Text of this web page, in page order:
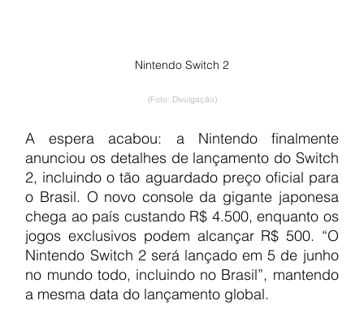
Nintendo Switch 2
(Foto: Divulgação)
A espera acabou: a Nintendo finalmente
anunciou os detalhes de lançamento do Switch
2, incluindo o tão aguardado preço oficial para
o Brasil. O novo console da gigante japonesa
chega ao país custando R$ 4.500, enquanto os
jogos exclusivos podem alcançar R$ 500. “O
Nintendo Switch 2 será lançado em 5 de junho
no mundo todo, incluindo no Brasil”, mantendo
a mesma data do lançamento global.